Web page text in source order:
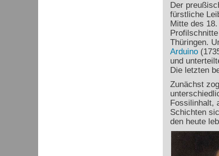
Der
fürstliche
Mitte des
Thüringen.
Arduino
und
Die letzten
Zunächst
Fossilinhalt,
Schichten
den heute